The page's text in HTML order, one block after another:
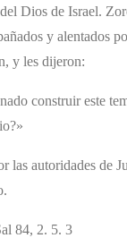
Dios de Israel.
y alentados
y les dijeron:
construir este
las autoridades de
84, 2. 5. 3